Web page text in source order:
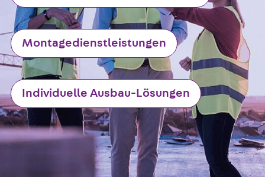
Newsletter
Presse
Karriere
Zurück
Karriere
Stellenausschreibungen
Unsere Standorte
Benefits
Montagedienstleistungen
Individuelle Ausbau-Lösungen